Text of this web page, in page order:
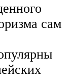
сам